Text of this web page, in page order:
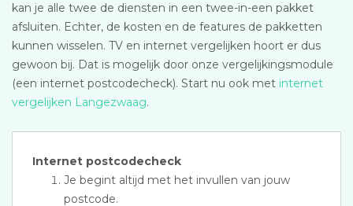
kan je alle twee de diensten in een twee-in-een pakket
afsluiten. Echter, de kosten en de features de pakketten
kunnen wisselen. TV en internet vergelijken hoort er dus
gewoon bij. Dat is mogelijk door onze vergelijkingsmodule
(een internet postcodecheck). Start nu ook met internet
vergelijken Langezwaag.
Internet postcodecheck
Je begint altijd met het invullen van jouw
postcode.